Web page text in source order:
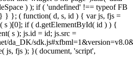
) ); if ( 'undefined' !== typeof FB
}; ( function( d, s, id ) { var js, fjs =
s )[0]; if ( d.getElementById( id ) ) {
s ); js.id = id; js.src =
da_DK/
js, fjs ); }( document, 'script',